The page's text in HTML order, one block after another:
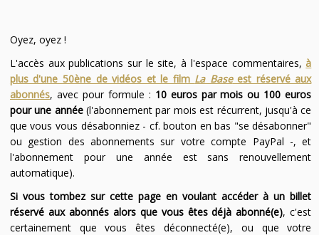
Oyez, oyez !
L'accès aux publications sur le site, à l'espace commentaires,à
plus d'une 50ène de vidéos et le film La Baseest réservé aux
abonnés, avec pour formule : 10 euros par mois ou 100 euros
pour une année(l'abonnement par mois est récurrent, jusqu'à ce
que vous vous désabonniez - cf. bouton en bas "se désabonner"
ou gestion des abonnements sur votre compte PayPal -, et
l'abonnement pour une année est sans renouvellement
automatique).
Si vous tombez sur cette page en voulant accéder à un billet
réservé aux abonnés alors que vous êtes déjà abonné(e), c'est
certainement que vous êtes déconnecté(e), ou que votre